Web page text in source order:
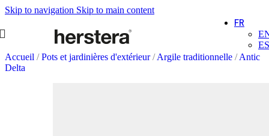
Skip to navigation Skip to main content
FR
ES
Accueil / Pots et jardinières d'extérieur/ Argile traditionnelle / Antic
Delta